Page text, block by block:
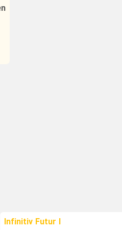
Infinitiv Futur I